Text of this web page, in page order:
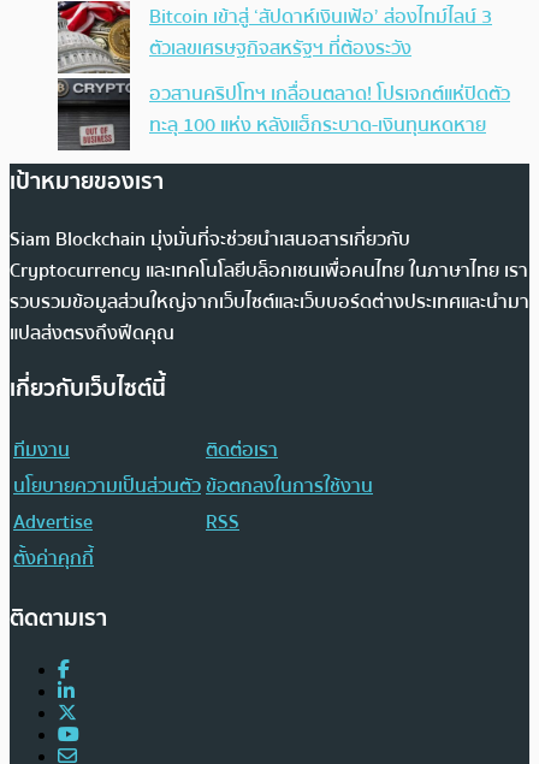
Bitcoin เข้าสู่ ‘สัปดาห์เงินเฟ้อ’ ส่องไทม์ไลน์ 3
ตัวเลขเศรษฐกิจสหรัฐฯ ที่ต้องระวัง
อวสานคริปโทฯ เกลื่อนตลาด! โปรเจกต์แห่ปิดตัว
ทะลุ 100 แห่ง หลังแฮ็กระบาด-เงินทุนหดหาย
เป้าหมายของเรา
Siam Blockchain มุ่งมั่นที่จะช่วยนำเสนอสารเกี่ยวกับ
Cryptocurrency และเทคโนโลยีบล็อกเชนเพื่อคนไทย ในภาษาไทย เรา
รวบรวมข้อมูลส่วนใหญ่จากเว็บไซต์และเว็บบอร์ดต่างประเทศและนำมา
แปลส่งตรงถึงฟีดคุณ
เกี่ยวกับเว็บไซต์นี้
ทีมงาน
ติดต่อเรา
นโยบายความเป็นส่วนตัวข้อตกลงในการใช้งาน
Advertise
RSS
ตั้งค่าคุกกี้
ติดตามเรา